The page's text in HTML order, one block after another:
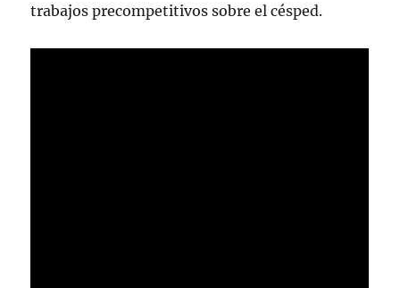
trabajos precompetitivos sobre el césped.